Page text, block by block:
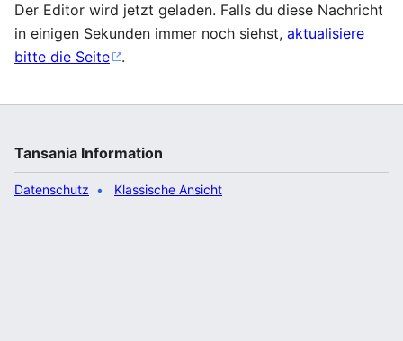
Der Editor wird jetzt geladen. Falls du diese Nachricht
in einigen Sekunden immer noch siehst, aktualisiere
bitte die Seite
.
Tansania Information
Datenschutz Klassische Ansicht